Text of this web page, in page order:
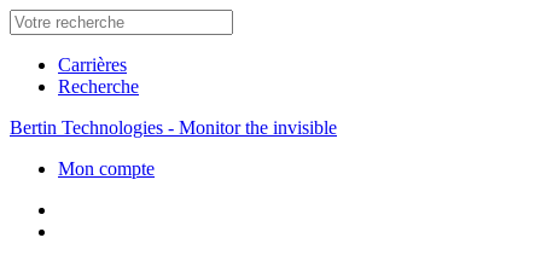
Carrières
Recherche
Bertin Technologies - Monitor the invisible
Mon compte